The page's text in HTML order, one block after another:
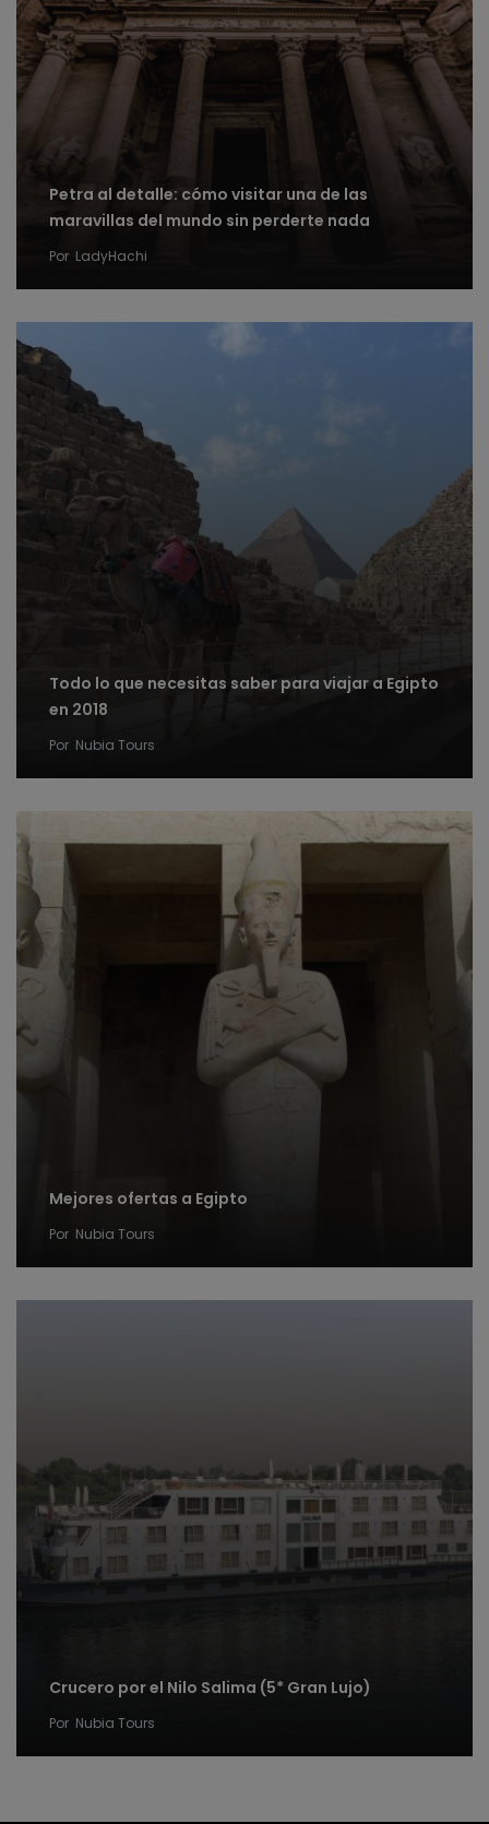
Petra al detalle: cómo visitar una de las
maravillas del mundo sin perderte nada
Por LadyHachi
Todo lo que necesitas saber para viajar a Egipto
en 2018
Por Nubia Tours
Mejores ofertas a Egipto
Por Nubia Tours
Crucero por el Nilo Salima (5* Gran Lujo)
Por Nubia Tours